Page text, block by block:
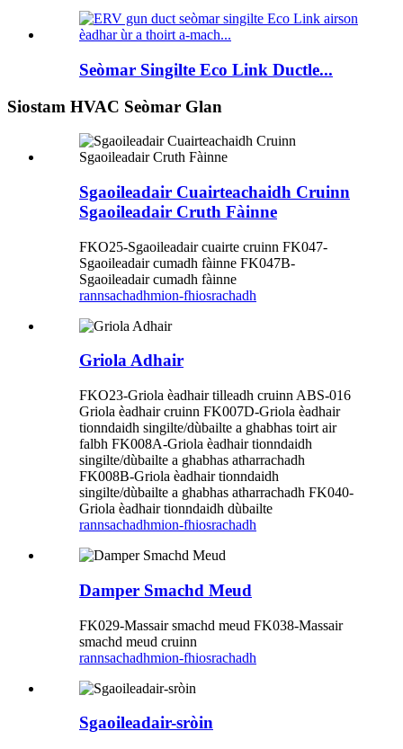
Seòmar Singilte Eco Link Ductle...
Siostam HVAC Seòmar Glan
Sgaoileadair Cuairteachaidh Cruinn
Sgaoileadair Cruth Fàinne
FKO25-Sgaoileadair cuairte cruinn FK047-
Sgaoileadair cumadh fàinne FK047B-
Sgaoileadair cumadh fàinne
rannsachadhmion-fhiosrachadh
Griola Adhair
FKO23-Griola èadhair tilleadh cruinn ABS-016
Griola èadhair cruinn FK007D-Griola èadhair
tionndaidh singilte/dùbailte a ghabhas toirt air
falbh FK008A-Griola èadhair tionndaidh
singilte/dùbailte a ghabhas atharrachadh
FK008B-Griola èadhair tionndaidh
singilte/dùbailte a ghabhas atharrachadh FK040-
Griola èadhair tionndaidh dùbailte
rannsachadhmion-fhiosrachadh
Damper Smachd Meud
FK029-Massair smachd meud FK038-Massair
smachd meud cruinn
rannsachadhmion-fhiosrachadh
Sgaoileadair-sròin